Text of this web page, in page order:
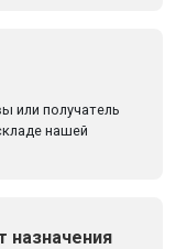
или получатель
нашей
назначения